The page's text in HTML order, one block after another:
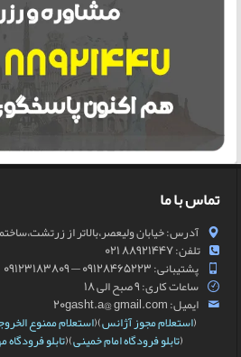
تماس با ما
آدرس: خیابان ولیعصر،بالاتر از
تلفن: 88921447 021
پشتیبانی: 09128465223 — 09123183809
ساعات کاری: 9 صبح الی 18
ایمیل: 20gasht.a@ gmail.com
(استعلام مجوز آژانس)(استعلام ممنوع
(تابلو فرودگاه امام خمینی)(تابلو فرودگاه